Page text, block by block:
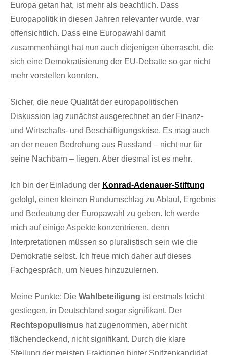
Europa getan hat, ist mehr als beachtlich. Dass
Europapolitik in diesen Jahren relevanter wurde. war
offensichtlich. Dass eine Europawahl damit
zusammenhängt hat nun auch diejenigen überrascht, die
sich eine Demokratisierung der EU-Debatte so gar nicht
mehr vorstellen konnten.
Sicher, die neue Qualität der europapolitischen
Diskussion lag zunächst ausgerechnet an der Finanz-
und Wirtschafts- und Beschäftigungskrise. Es mag auch
an der neuen Bedrohung aus Russland – nicht nur für
seine Nachbarn – liegen. Aber diesmal ist es mehr.
Ich bin der Einladung der Konrad-Adenauer-Stiftung
gefolgt, einen kleinen Rundumschlag zu Ablauf, Ergebnis
und Bedeutung der Europawahl zu geben. Ich werde
mich auf einige Aspekte konzentrieren, denn
Interpretationen müssen so pluralistisch sein wie die
Demokratie selbst. Ich freue mich daher auf dieses
Fachgespräch, um Neues hinzuzulernen.
Meine Punkte: Die Wahlbeteiligung ist erstmals leicht
gestiegen, in Deutschland sogar signifikant. Der
Rechtspopulismus hat zugenommen, aber nicht
flächendeckend, nicht signifikant. Durch die klare
Stellung der meisten Fraktionen hinter Spitzenkandidat